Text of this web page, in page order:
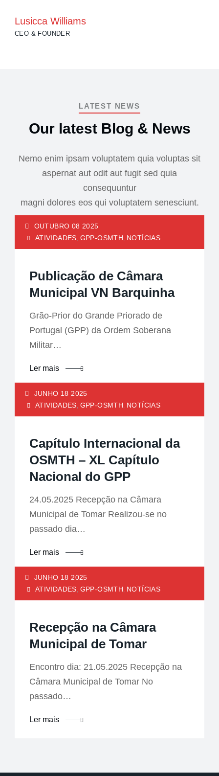
Lusicca Williams
CEO & FOUNDER
LATEST NEWS
Our latest Blog & News
Nemo enim ipsam voluptatem quia voluptas sit
aspernat aut odit aut fugit sed quia
consequuntur
magni dolores eos qui voluptatem senesciunt.
OUTUBRO 08 2025
ATIVIDADES, GPP-OSMTH, NOTÍCIAS
Publicação de Câmara
Municipal VN Barquinha
Grão-Prior do Grande Priorado de
Portugal (GPP) da Ordem Soberana
Militar…
Ler mais
JUNHO 18 2025
ATIVIDADES, GPP-OSMTH, NOTÍCIAS
Capítulo Internacional da
OSMTH – XL Capítulo
Nacional do GPP
24.05.2025 Recepção na Câmara
Municipal de Tomar Realizou-se no
passado dia…
Ler mais
JUNHO 18 2025
ATIVIDADES, GPP-OSMTH, NOTÍCIAS
Recepção na Câmara
Municipal de Tomar
Encontro dia: 21.05.2025 Recepção na
Câmara Municipal de Tomar No
passado…
Ler mais